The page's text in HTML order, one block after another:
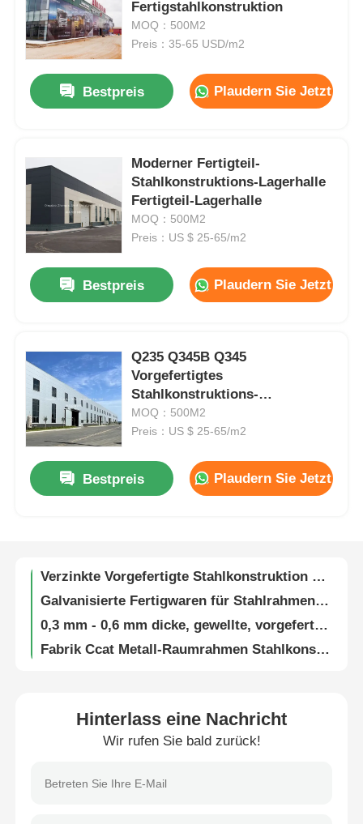
Startseite
Produkte
Kontakt
Referenzen
Vorgefertigtes Haus aus Leichtstahl
Fertigstahlkonstruktion
MOQ：500M2
Preis：35-65 USD/m2
Bestpreis Plaudern Sie Jetzt
Moderner Fertigteil-
Stahlkonstruktions-Lagerhalle
Fertigteil-Lagerhalle
MOQ：500M2
Preis：US $ 25-65/m2
Bestpreis Plaudern Sie Jetzt
Q235 Q345B Q345
Vorgefertigtes
Stahlkonstruktions-
Lagergebäude
MOQ：500M2
Preis：US $ 25-65/m2
Bestpreis
Plaudern Sie Jetzt
Flexible Stahlkonstruktion Werkstatt Leicht-Schwerstahlkonstruktion Q235B Q355
Hinterlass eine Nachricht
Wir rufen Sie bald zurück!